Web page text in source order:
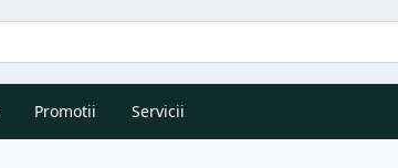
Promotii Servicii